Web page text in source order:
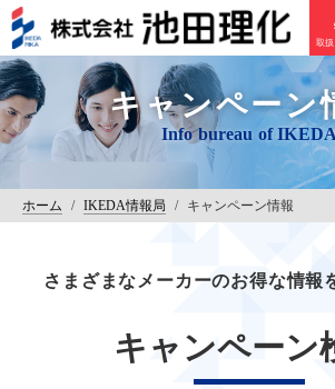
取
キャンペーン
ホーム / IKEDA情報局 / キャンペーン情報
さまざまなメーカーのお得な情報
キャンペーン